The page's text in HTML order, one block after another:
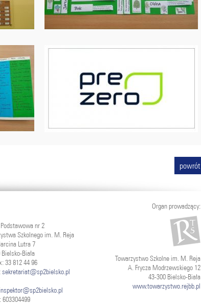
powrót
Organ prowadzący:
Towarzystwo Szkolne im. M. Reja
A. Frycza Modrzewskiego 12
43-300 Bielsko-Biała
www.towarzystwo.rejbb.pl
Podstawowa nr 2
Szkolnego im. M. Reja
Lutra 7
Biała
33 812 44 96
sekretariat@sp2bielsko.pl
603304499